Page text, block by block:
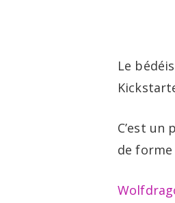
Le
C’est un
de